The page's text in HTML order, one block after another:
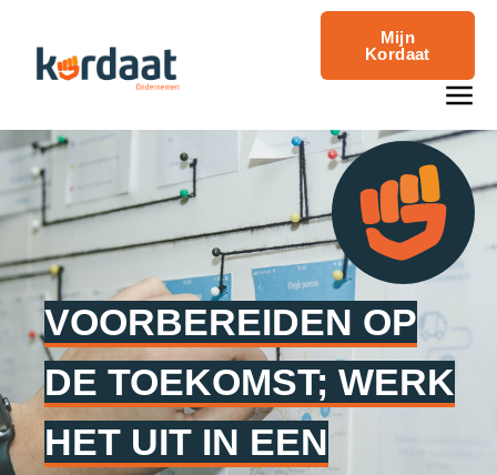
Mijn
Kordaat
VOORBEREIDEN OP
DE TOEKOMST; WERK
HET UIT IN EEN